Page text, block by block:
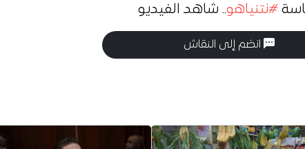
#نتنياهو.. شاهد الفيديو
انضم إلى النقاش